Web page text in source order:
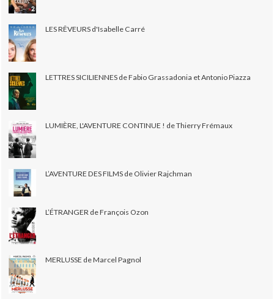
LES RÊVEURS d'Isabelle Carré
LETTRES SICILIENNES de Fabio Grassadonia et Antonio Piazza
LUMIÈRE, L'AVENTURE CONTINUE ! de Thierry Frémaux
L’AVENTURE DES FILMS de Olivier Rajchman
L’ÉTRANGER de François Ozon
MERLUSSE de Marcel Pagnol